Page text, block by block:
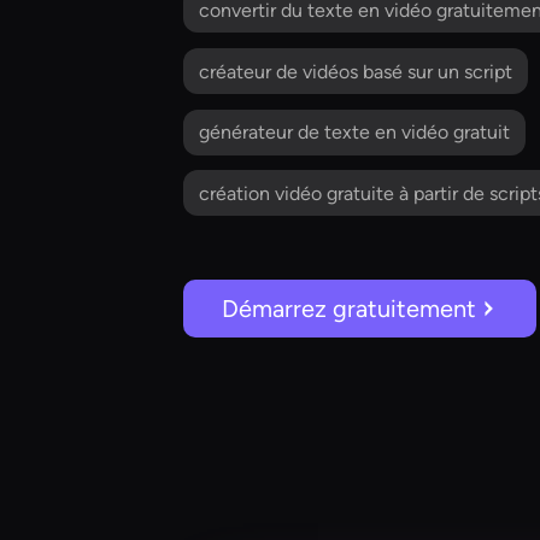
convertir du texte en vidéo
créateur de vidéos basé sur un script
générateur de texte en vidéo gratuit
création vidéo gratuite à partir de
Démarrez gratuitement